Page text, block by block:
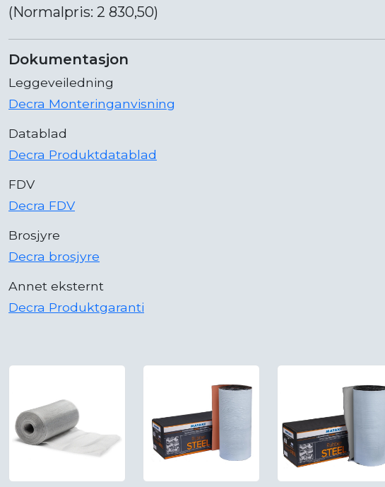
(Normalpris: 2 830,50)
Dokumentasjon
Leggeveiledning
Decra Monteringanvisning
Datablad
Decra Produktdatablad
FDV
Decra FDV
Brosjyre
Decra brosjyre
Annet eksternt
Decra Produktgaranti